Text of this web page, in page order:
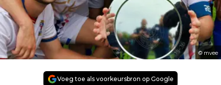
© mvee
Voeg toe als voorkeursbron op Google